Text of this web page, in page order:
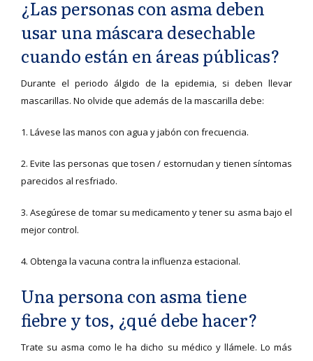
¿Las personas con asma deben
usar una máscara desechable
cuando están en áreas públicas?
Durante el periodo álgido de la epidemia, si deben llevar
mascarillas. No olvide que además de la mascarilla debe:
1. Lávese las manos con agua y jabón con frecuencia.
2. Evite las personas que tosen / estornudan y tienen síntomas
parecidos al resfriado.
3. Asegúrese de tomar su medicamento y tener su asma bajo el
mejor control.
4. Obtenga la vacuna contra la influenza estacional.
Una persona con asma tiene
fiebre y tos, ¿qué debe hacer?
Trate su asma como le ha dicho su médico y llámele. Lo más